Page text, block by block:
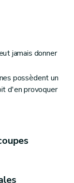
jamais donner
possèdent un
d'en provoquer